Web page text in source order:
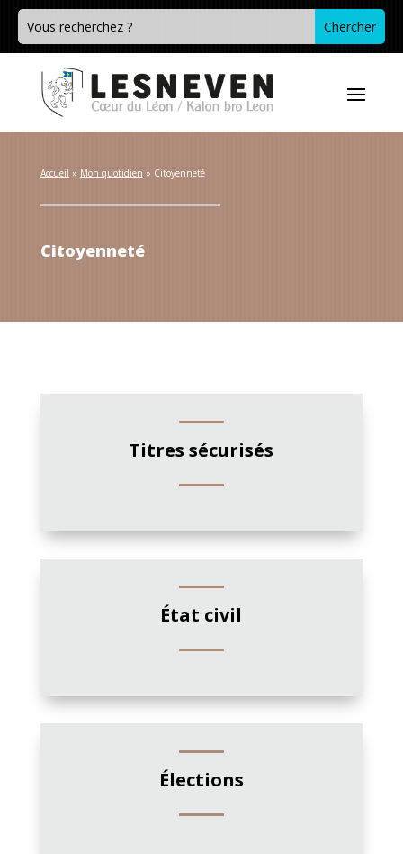
Accueil » Mon quotidien » Citoyenneté
Citoyenneté
Titres sécurisés
État civil
Élections